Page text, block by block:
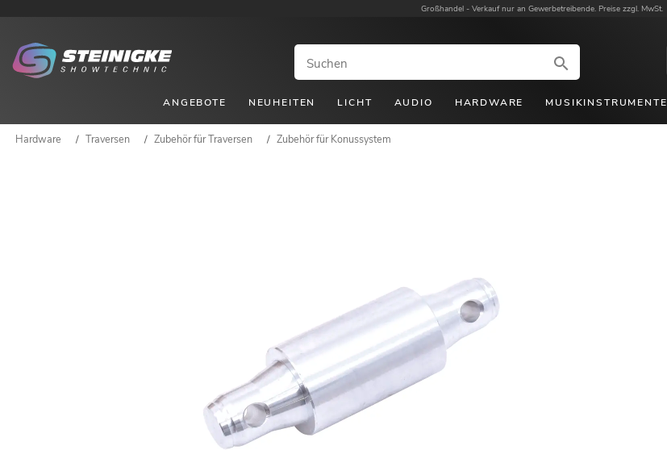
Großhandel - Verkauf nur an Gewerbetreibende. Preise zzgl. MwSt.
ANGEBOTE NEUHEITEN LICHT AUDIO HARDWARE MUSIKINSTRUMENTE
Hardware / Traversen / Zubehör für Traversen / Zubehör für Konussystem